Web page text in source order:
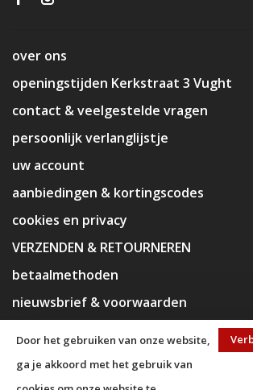
over ons
openingstijden Kerkstraat 3 Vught
contact & veelgestelde vragen
persoonlijk verlanglijstje
uw account
aanbiedingen & kortingscodes
cookies en privacy
VERZENDEN & RETOURNEREN
betaalmethoden
nieuwsbrief & voorwaarden
Door het gebruiken van onze website,
ga je akkoord met het gebruik van